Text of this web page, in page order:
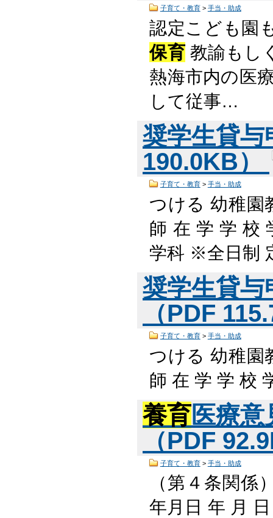
子育て・教育> 手当・助成
認定こども園
保育教諭もし
熱海市内の医
して従事…
奨学生貸与
190.0KB）
子育て・教育> 手当・助成
つける 幼稚園
師 在 学 学 校
学科 ※全日制
奨学生貸与
（PDF
子育て・教育> 手当・助成
つける 幼稚園
師 在 学 学 校
養育医療意
（PDF
子育て・教育> 手当・助成
（第４条関係
年月日 年 月